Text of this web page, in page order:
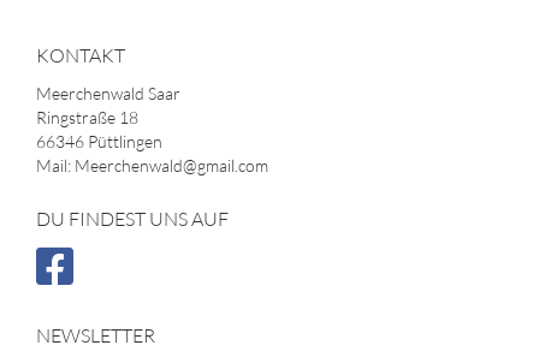
KONTAKT
Meerchenwald Saar
Ringstraße 18
66346 Püttlingen
Mail: Meerchenwald@gmail.com
DU FINDEST UNS AUF
NEWSLETTER